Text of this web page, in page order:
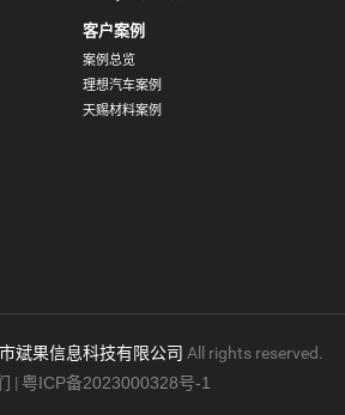
客户案例
案例总览
理想汽车案例
天赐材料案例
斌果信息科技有限公司 All rights reserved.
| 粤ICP备2023000328号-1